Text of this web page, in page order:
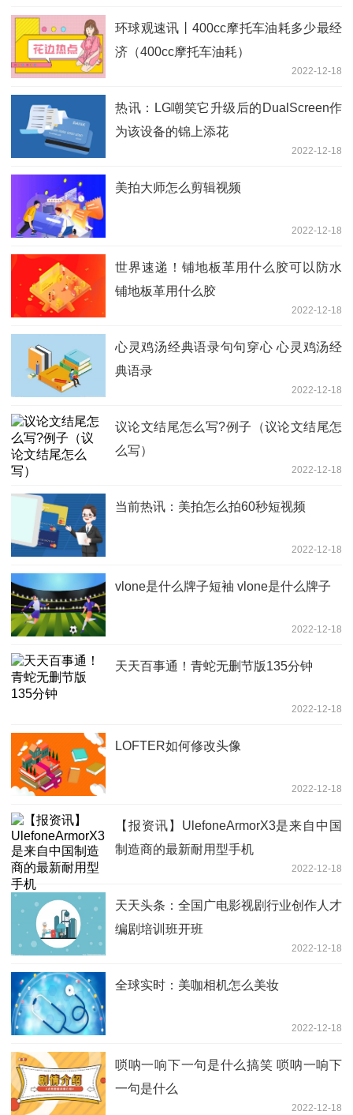
环球观速讯丨400cc摩托车油耗多少最经
济（400cc摩托车油耗）
2022-12-18
热讯：LG嘲笑它升级后的DualScreen作
为该设备的锦上添花
2022-12-18
美拍大师怎么剪辑视频
2022-12-18
世界速递！铺地板革用什么胶可以防水
铺地板革用什么胶
2022-12-18
心灵鸡汤经典语录句句穿心 心灵鸡汤经
典语录
2022-12-18
议论文结尾怎么写?例子（议论文结尾怎
么写）
2022-12-18
当前热讯：美拍怎么拍60秒短视频
2022-12-18
vlone是什么牌子短袖 vlone是什么牌子
2022-12-18
天天百事通！青蛇无删节版135分钟
2022-12-18
LOFTER如何修改头像
2022-12-18
【报资讯】UlefoneArmorX3是来自中国
制造商的最新耐用型手机
2022-12-18
天天头条：全国广电影视剧行业创作人才
编剧培训班开班
2022-12-18
全球实时：美咖相机怎么美妆
2022-12-18
唢呐一响下一句是什么搞笑 唢呐一响下
一句是什么
2022-12-18